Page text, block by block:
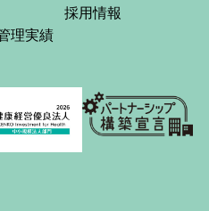
理実績
採用情報